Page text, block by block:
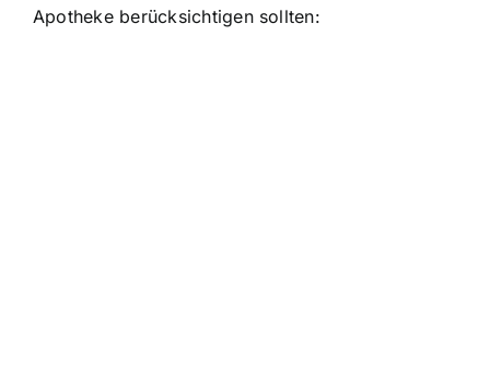
Apotheke berücksichtigen sollten: